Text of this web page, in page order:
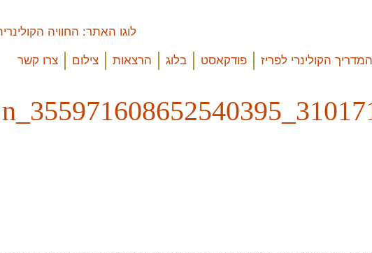
המדריך הקולינרי לפריז פודקאסט בלוג הרצאות צילום צרו קשר